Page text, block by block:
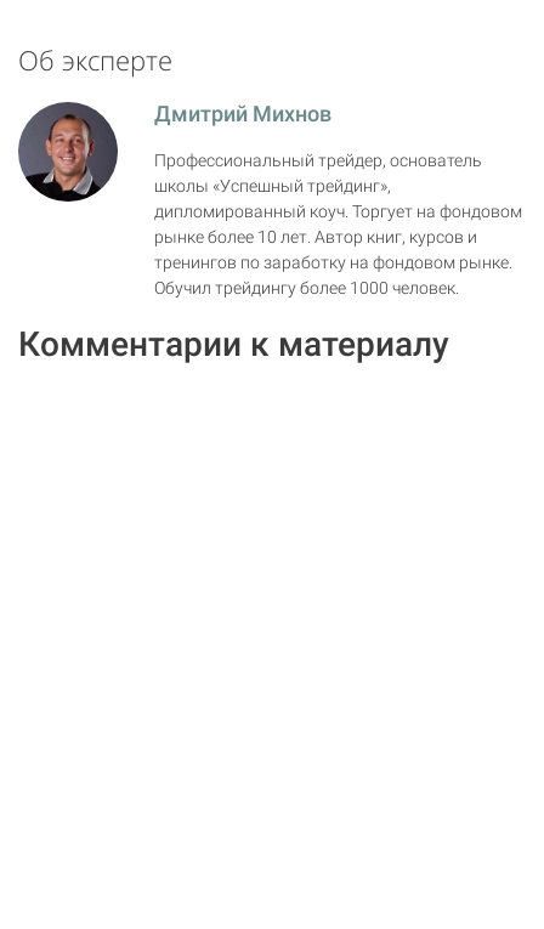
Об эксперте
Дмитрий Михнов
Профессиональный трейдер, основатель
школы «Успешный трейдинг»,
дипломированный коуч. Торгует на фондовом
рынке более 10 лет. Автор книг, курсов и
тренингов по заработку на фондовом рынке.
Обучил трейдингу более 1000 человек.
Комментарии к материалу